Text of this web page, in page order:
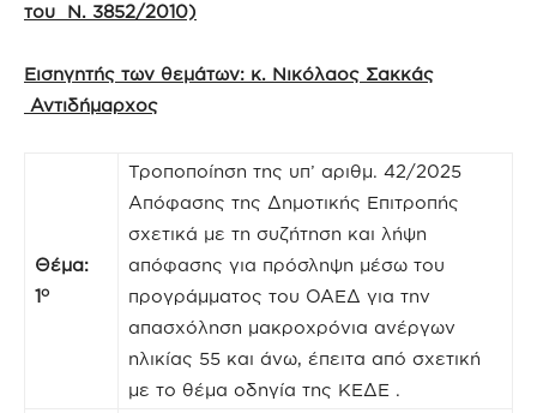
του Ν. 3852/2010)
Εισηγητής των θεμάτων: κ. Νικόλαος Σακκάς
Αντιδήμαρχος
Θέμα:
1ο
Τροποποίηση της υπ’ αριθμ. 42/2025
Απόφασης της Δημοτικής Επιτροπής
σχετικά με τη συζήτηση και λήψη
απόφασης για πρόσληψη μέσω του
προγράμματος του ΟΑΕΔ για την
απασχόληση μακροχρόνια ανέργων
ηλικίας 55 και άνω, έπειτα από σχετική
με το θέμα οδηγία της ΚΕΔΕ .